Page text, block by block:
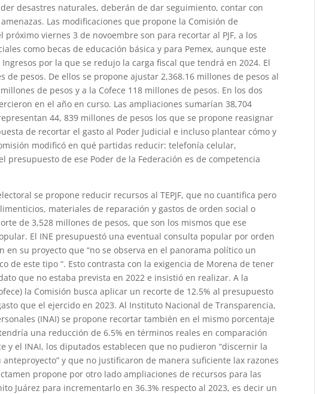
desastres naturales, deberán de dar seguimiento, contar con
Las modificaciones que propone la Comisión de
viernes 3 de novoembre son para recortar al PJF, a los
como becas de educación básica y para Pemex, aunque este
por la que se redujo la carga fiscal que tendrá en 2024. El
pesos. De ellos se propone ajustar 2,368.16 millones de pesos al
de pesos y a la Cofece 118 millones de pesos. En los dos
en el año en curso. Las ampliaciones sumarían 38,704
44, 839 millones de pesos los que se propone reasignar
de recortar el gasto al Poder Judicial e incluso plantear cómo y
modificó en qué partidas reducir: telefonía celular,
de ese Poder de la Federación es de competencia
se propone reducir recursos al TEPJF, que no cuantifica pero
materiales de reparación y gastos de orden social o
de 3,528 millones de pesos, que son los mismos que ese
El INE presupuestó una eventual consulta popular por orden
en su proyecto que “no se observa en el panorama político un
de este tipo “. Esto contrasta con la exigencia de Morena de tener
que no estaba prevista en 2022 e insistió en realizar. A la
la Comisión busca aplicar un recorte de 12.5% al presupuesto
que el ejercido en 2023. Al Instituto Nacional de Transparencia,
(INAI) se propone recortar también en el mismo porcentaje
una reducción de 6.5% en términos reales en comparación
y el INAI, los diputados establecen que no pudieron “discernir la
y que no justificaron de manera suficiente lax razones
propone por otro lado ampliaciones de recursos para las
Juárez para incrementarlo en 36.3% respecto al 2023, es decir un